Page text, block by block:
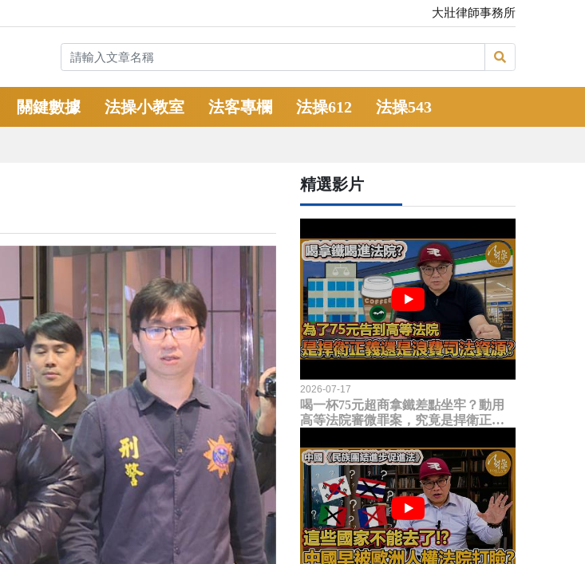
大壯律師事務所
關鍵數據 法操小教室 法客專欄 法操612 法操543
精選影片
2026-07-17
喝一杯75元超商拿鐵差點坐牢？動用
高等法院審微罪案，究竟是捍衛正義